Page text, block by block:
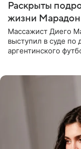
Раскрыты
жизни
Массажист Диего
выступил в суде по
аргентинского